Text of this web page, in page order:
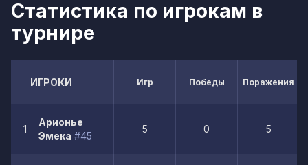
Статистика по игрокам в
турнире
ИГРОКИ Игр Победы Поражения
1
Арионье
Эмека #45
5 0 5